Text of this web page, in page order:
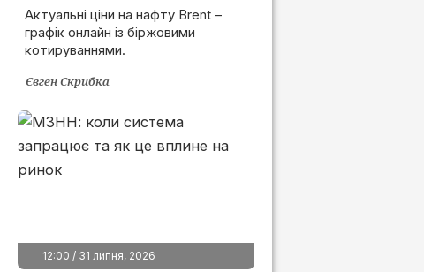
сьогодні | графік онлайн
Актуальні ціни на нафту Brent –
графік онлайн із біржовими
котируваннями.
Євген Скрибка
12:00 / 31 липня, 2026